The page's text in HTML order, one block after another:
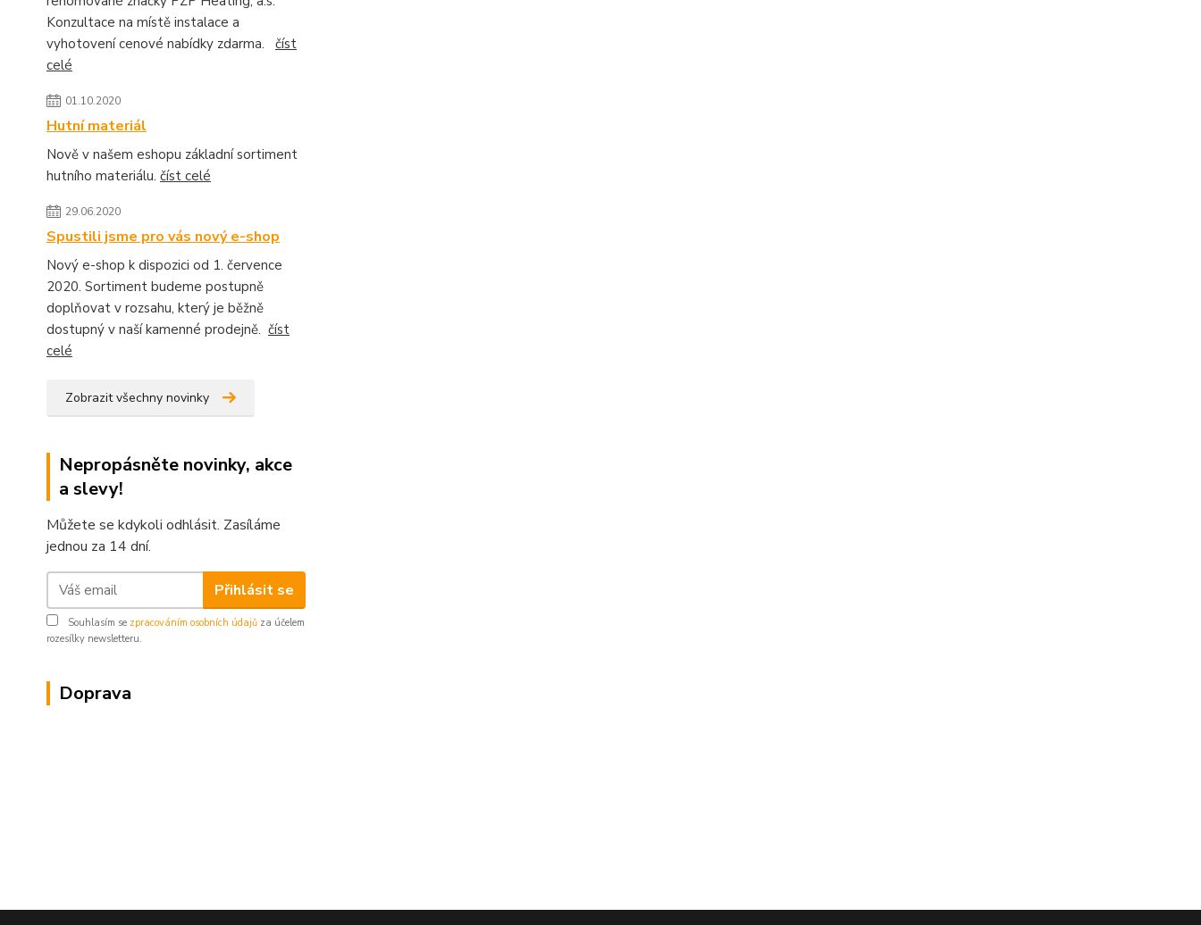
Konzultace na místě instalace a
vyhotovení cenové nabídky zdarma. číst
celé
01.10.2020
Hutní materiál
Nově v našem eshopu základní sortiment
hutního materiálu. číst celé
29.06.2020
Spustili jsme pro vás nový e-shop
Nový e-shop k dispozici od 1. července
2020. Sortiment budeme postupně
doplňovat v rozsahu, který je běžně
dostupný v naší kamenné prodejně. číst
celé
Zobrazit všechny novinky
Nepropásněte novinky, akce
a slevy!
Můžete se kdykoli odhlásit. Zasíláme
jednou za 14 dní.
Přihlásit se
Souhlasím se zpracováním osobních údajů za účelem
rozesílky newsletteru.
Doprava